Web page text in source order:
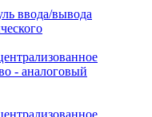
ввода/вывода
- аналоговый